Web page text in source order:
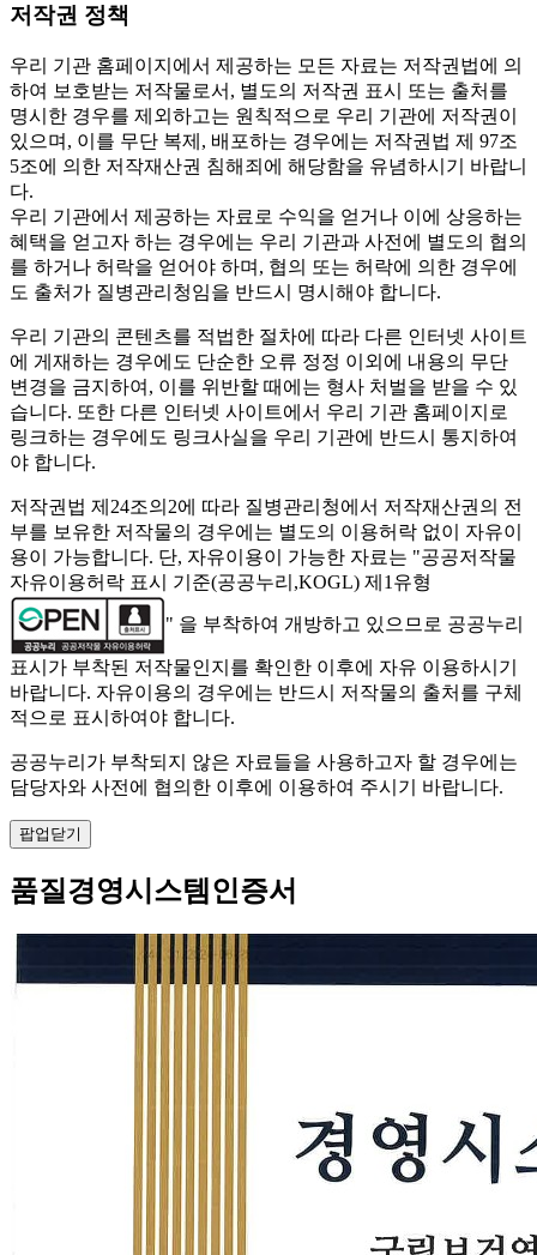
저작권 정책
우리 기관 홈페이지에서 제공하는 모든 자료는 저작권법에 의
하여 보호받는 저작물로서, 별도의 저작권 표시 또는 출처를
명시한 경우를 제외하고는 원칙적으로 우리 기관에 저작권이
있으며, 이를 무단 복제, 배포하는 경우에는 저작권법 제 97조
5조에 의한 저작재산권 침해죄에 해당함을 유념하시기 바랍니
다.
우리 기관에서 제공하는 자료로 수익을 얻거나 이에 상응하는
혜택을 얻고자 하는 경우에는 우리 기관과 사전에 별도의 협의
를 하거나 허락을 얻어야 하며, 협의 또는 허락에 의한 경우에
도 출처가 질병관리청임을 반드시 명시해야 합니다.
우리 기관의 콘텐츠를 적법한 절차에 따라 다른 인터넷 사이트
에 게재하는 경우에도 단순한 오류 정정 이외에 내용의 무단
변경을 금지하여, 이를 위반할 때에는 형사 처벌을 받을 수 있
습니다. 또한 다른 인터넷 사이트에서 우리 기관 홈페이지로
링크하는 경우에도 링크사실을 우리 기관에 반드시 통지하여
야 합니다.
저작권법 제24조의2에 따라 질병관리청에서 저작재산권의 전
부를 보유한 저작물의 경우에는 별도의 이용허락 없이 자유이
용이 가능합니다. 단, 자유이용이 가능한 자료는 "공공저작물
자유이용허락 표시 기준(공공누리,KOGL) 제1유형
" 을 부착하여 개방하고 있으므로 공공누리
표시가 부착된 저작물인지를 확인한 이후에 자유 이용하시기
바랍니다. 자유이용의 경우에는 반드시 저작물의 출처를 구체
적으로 표시하여야 합니다.
공공누리가 부착되지 않은 자료들을 사용하고자 할 경우에는
담당자와 사전에 협의한 이후에 이용하여 주시기 바랍니다.
팝업닫기
품질경영시스템인증서